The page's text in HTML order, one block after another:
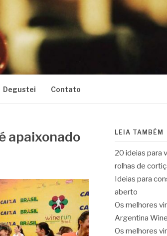
Degustei Contato
apaixonado
LEIA TAMBÉM
20 ideias para
rolhas de
Ideias para
aberto
Os melhores
Argentina
Os melhores